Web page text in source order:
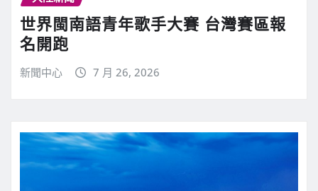
世界閩南語青年歌手大賽 台灣賽區報
名開跑
新聞中心 7 月 26, 2026